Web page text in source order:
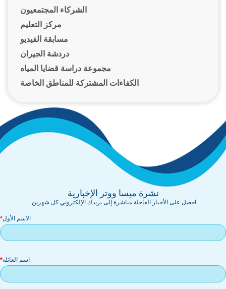
الشركاء المجتمعيون
مركز التعليم
مسابقة الفيديو
دردشة الجيران
مجموعة دراسة قضايا المياه
الكفاءات المشتركة للمناطق الخاصة
نشرة ميسا ووتر الإخبارية
احصل على الأخبار العاجلة مباشرة إلى بريدك الإلكتروني كل شهرين.
الاسم الأول
اسم العائلة